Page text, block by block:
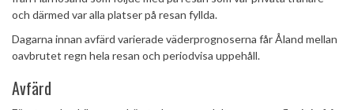
och därmed var alla platser på resan fyllda.
Dagarna innan avfärd varierade väderprognoserna får Åland mellan
oavbrutet regn hela resan och periodvisa uppehåll.
Avfärd